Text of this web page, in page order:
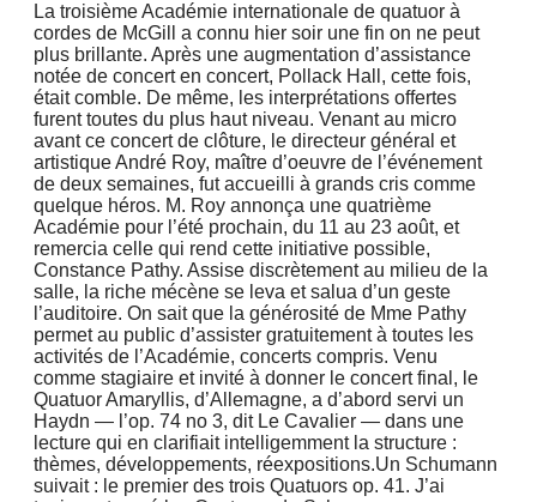
La troisième Académie internationale de quatuor à
cordes de McGill a connu hier soir une fin on ne peut
plus brillante. Après une augmentation d’assistance
notée de concert en concert, Pollack Hall, cette fois,
était comble. De même, les interprétations offertes
furent toutes du plus haut niveau. Venant au micro
avant ce concert de clôture, le directeur général et
artistique André Roy, maître d’oeuvre de l’événement
de deux semaines, fut accueilli à grands cris comme
quelque héros. M. Roy annonça une quatrième
Académie pour l’été prochain, du 11 au 23 août, et
remercia celle qui rend cette initiative possible,
Constance Pathy. Assise discrètement au milieu de la
salle, la riche mécène se leva et salua d’un geste
l’auditoire. On sait que la générosité de Mme Pathy
permet au public d’assister gratuitement à toutes les
activités de l’Académie, concerts compris. Venu
comme stagiaire et invité à donner le concert final, le
Quatuor Amaryllis, d’Allemagne, a d’abord servi un
Haydn — l’op. 74 no 3, dit Le Cavalier — dans une
lecture qui en clarifiait intelligemment la structure :
thèmes, développements, réexpositions.Un Schumann
suivait : le premier des trois Quatuors op. 41. J’ai